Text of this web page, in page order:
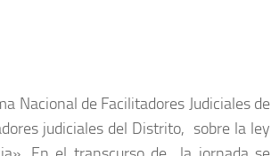
Nacional de Facilitadores Judiciales de
judiciales del Distrito, sobre la ley